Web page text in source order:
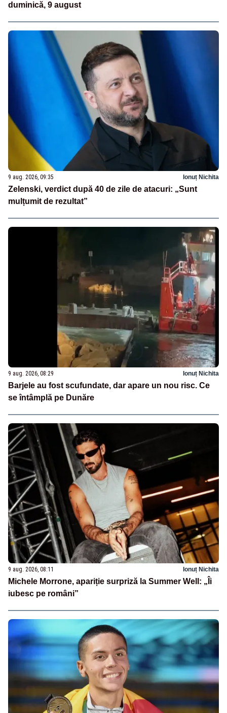
duminică, 9 august
9 aug. 2026, 09:35 Ionuț Nichita
Zelenski, verdict după 40 de zile de atacuri: „Sunt
mulțumit de rezultat”
9 aug. 2026, 08:29 Ionuț Nichita
Barjele au fost scufundate, dar apare un nou risc. Ce
se întâmplă pe Dunăre
9 aug. 2026, 08:11 Ionuț Nichita
Michele Morrone, apariție surpriză la Summer Well: „Îi
iubesc pe români”